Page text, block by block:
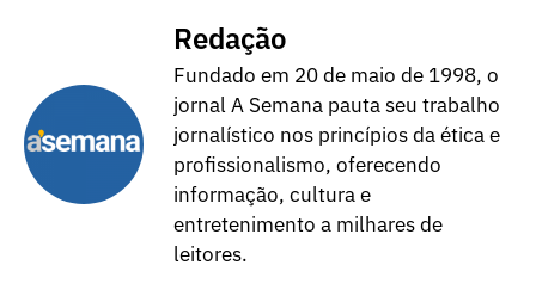
Redação
Fundado em 20 de maio de 1998, o
jornal A Semana pauta seu trabalho
jornalístico nos princípios da ética e
profissionalismo, oferecendo
informação, cultura e
entretenimento a milhares de
leitores.